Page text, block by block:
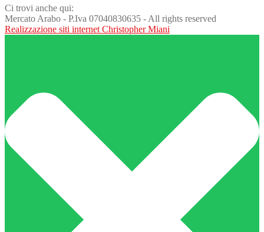
Ci trovi anche qui:
Mercato Arabo - P.Iva 07040830635 - All rights reserved
Realizzazione siti internet Christopher Miani